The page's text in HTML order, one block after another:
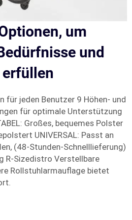
um
und
für jeden Benutzer 9 Höhen- und
für optimale Unterstützung
Großes, bequemes Polster
UNIVERSAL: Passt an
(48-Stunden-Schnelllieferung)
R-Sizedistro Verstellbare
Rollstuhlarmauflage bietet